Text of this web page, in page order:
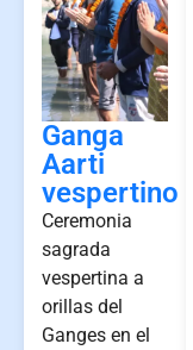
Ganga
Aarti
vespertino
Ceremonia
sagrada
vespertina a
orillas del
Ganges en el